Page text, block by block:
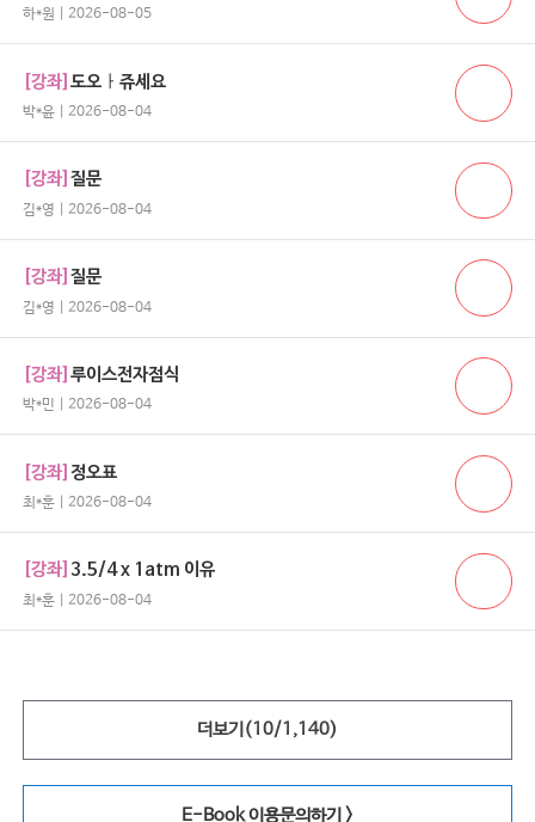
하*원 | 2026-08-05
[강좌]도오ㅏ쥬세요
박*윤 | 2026-08-04
[강좌]질문
김*영 | 2026-08-04
[강좌]질문
김*영 | 2026-08-04
[강좌]루이스전자점식
박*민 | 2026-08-04
[강좌]정오표
최*훈 | 2026-08-04
[강좌] 3.5/4 x 1atm 이유
최*훈 | 2026-08-04
더보기(10/1,140)
E-Book 이용문의하기 >